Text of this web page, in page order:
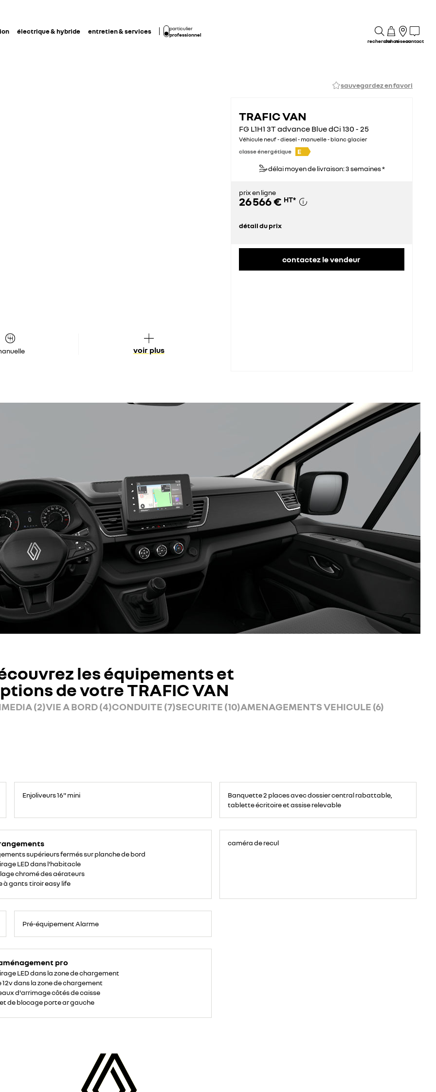
électrique & hybride entretien & services
particulier
professionnel
rechercheachatréseaucontact
sauvegardez en favori
voir plus
TRAFIC VAN
FG L1H1 3T advance Blue dCi 130 - 25
Véhicule neuf - diesel - manuelle - blanc glacier
classe énergétique
E
délai moyen de livraison: 3 semaines *
prix en ligne
26 566 € HT*
détail du prix
contactez le vendeur
les équipements et
de votre TRAFIC VAN
(2)VIE A BORD (4)CONDUITE (7)SECURITE (10)AMENAGEMENTS VEHICULE (6)
Enjoliveurs 16" mini
avant
places,
espace
portable,
Banquette 2 places avec dossier central rabattable,
tablette écritoire et assise relevable
supérieurs fermés sur planche de bord
LED dans l'habitacle
chromé des aérateurs
à gants tiroir easy life
caméra de recul
Pré-équipement Alarme
pro
LED dans la zone de chargement
12v dans la zone de chargement
d'arrimage côtés de caisse
de blocage porte ar gauche